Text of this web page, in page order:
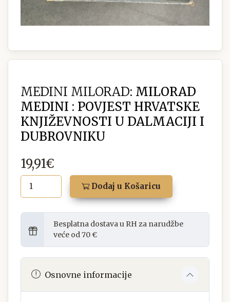
MEDINI MILORAD: MILORAD
MEDINI : POVJEST HRVATSKE
KNJIŽEVNOSTI U DALMACIJI I
DUBROVNIKU
19,91€
Dodaj u Košaricu
Besplatna dostava u RH za narudžbe
veće od 70 €
Osnovne informacije